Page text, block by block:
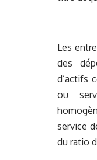
Les
des
d’actifs
ou
service
du ratio